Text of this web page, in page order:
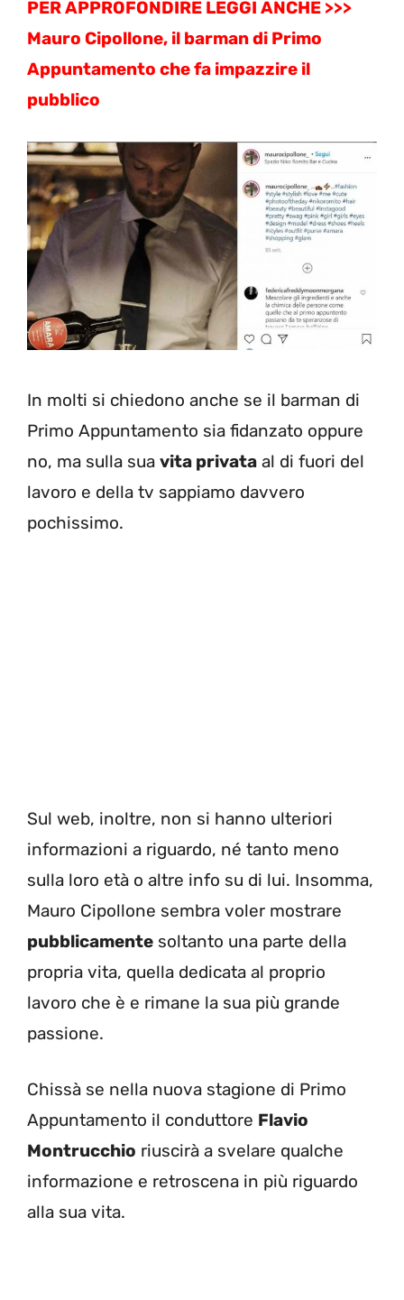
PER APPROFONDIRE LEGGI ANCHE >>>
Mauro Cipollone, il barman di Primo
Appuntamento che fa impazzire il
pubblico
In molti si chiedono anche se il barman di
Primo Appuntamento sia fidanzato oppure
no, ma sulla sua vita privata al di fuori del
lavoro e della tv sappiamo davvero
pochissimo.
Sul web, inoltre, non si hanno ulteriori
informazioni a riguardo, né tanto meno
sulla loro età o altre info su di lui. Insomma,
Mauro Cipollone sembra voler mostrare
pubblicamente soltanto una parte della
propria vita, quella dedicata al proprio
lavoro che è e rimane la sua più grande
passione.
Chissà se nella nuova stagione di Primo
Appuntamento il conduttore Flavio
Montrucchio riuscirà a svelare qualche
informazione e retroscena in più riguardo
alla sua vita.